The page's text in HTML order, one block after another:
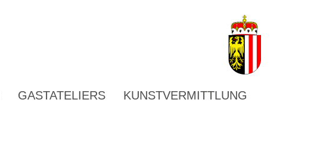
GASTATELIERS KUNSTVERMITTLUNG